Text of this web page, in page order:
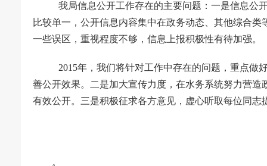
我局信息公开工作存在的主要问题：一是信息公
比较单一，公开信息内容集中在政务动态、其他综合
一些误区，重视程度不够，信息上报积极性有待加强。
2015年，我们将针对工作中存在的问题，重点做
善公开效果。二是加大宣传力度，在水务系统努力营
有效公开。三是积极征求各方意见，虚心听取每位同
。